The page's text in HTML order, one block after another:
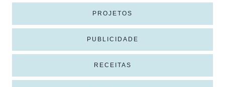
PROJETOS
PUBLICIDADE
RECEITAS